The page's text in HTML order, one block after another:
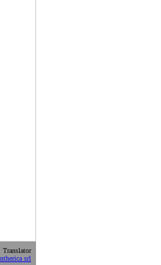
Translator
srl